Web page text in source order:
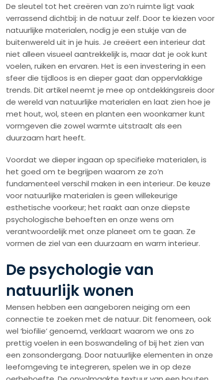
De sleutel tot het creëren van zo’n ruimte ligt vaak
verrassend dichtbij: in de natuur zelf. Door te kiezen voor
natuurlijke materialen, nodig je een stukje van de
buitenwereld uit in je huis. Je creëert een interieur dat
niet alleen visueel aantrekkelijk is, maar dat je ook kunt
voelen, ruiken en ervaren. Het is een investering in een
sfeer die tijdloos is en dieper gaat dan oppervlakkige
trends. Dit artikel neemt je mee op ontdekkingsreis door
de wereld van natuurlijke materialen en laat zien hoe je
met hout, wol, steen en planten een woonkamer kunt
vormgeven die zowel warmte uitstraalt als een
duurzaam hart heeft.
Voordat we dieper ingaan op specifieke materialen, is
het goed om te begrijpen waarom ze zo’n
fundamenteel verschil maken in een interieur. De keuze
voor natuurlijke materialen is geen willekeurige
esthetische voorkeur; het raakt aan onze diepste
psychologische behoeften en onze wens om
verantwoordelijk met onze planeet om te gaan. Ze
vormen de ziel van een duurzaam en warm interieur.
De psychologie van
natuurlijk wonen
Mensen hebben een aangeboren neiging om een
connectie te zoeken met de natuur. Dit fenomeen, ook
wel ‘biofilie’ genoemd, verklaart waarom we ons zo
prettig voelen in een boswandeling of bij het zien van
een zonsondergang. Door natuurlijke elementen in onze
leefomgeving te integreren, spelen we in op deze